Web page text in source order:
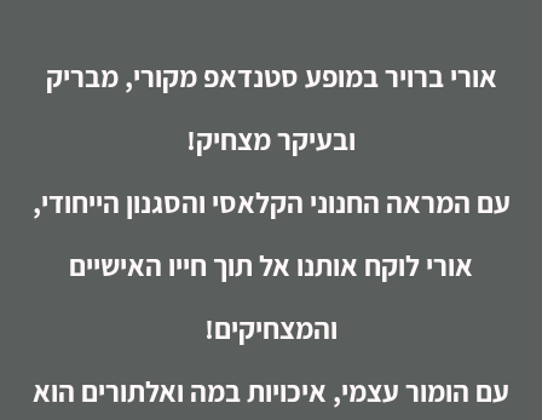
אורי ברויר במופע סטנדאפ מקורי, מבריק
ובעיקר מצחיק!
עם המראה החנוני הקלאסי והסגנון הייחודי,
אורי לוקח אותנו אל תוך חייו האישיים
והמצחיקים!
עם הומור עצמי, איכויות במה ואלתורים הוא